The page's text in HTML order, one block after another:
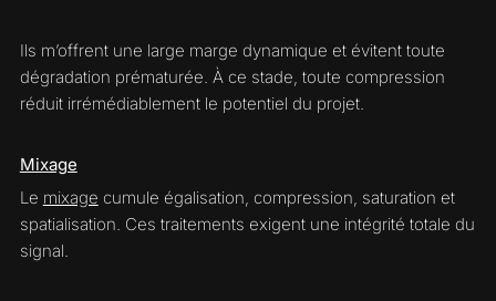
Ils m’offrent une large marge dynamique et évitent toute
dégradation prématurée. À ce stade, toute compression
réduit irrémédiablement le potentiel du projet.
Mixage
Le mixage cumule égalisation, compression, saturation et
spatialisation. Ces traitements exigent une intégrité totale du
signal.